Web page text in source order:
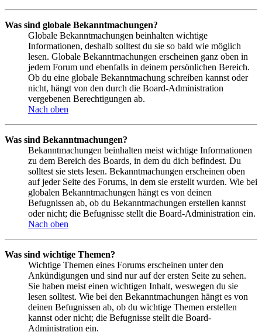
Was sind globale Bekanntmachungen?
Globale Bekanntmachungen beinhalten wichtige
Informationen, deshalb solltest du sie so bald wie möglich
lesen. Globale Bekanntmachungen erscheinen ganz oben in
jedem Forum und ebenfalls in deinem persönlichen Bereich.
Ob du eine globale Bekanntmachung schreiben kannst oder
nicht, hängt von den durch die Board-Administration
vergebenen Berechtigungen ab.
Nach oben
Was sind Bekanntmachungen?
Bekanntmachungen beinhalten meist wichtige Informationen
zu dem Bereich des Boards, in dem du dich befindest. Du
solltest sie stets lesen. Bekanntmachungen erscheinen oben
auf jeder Seite des Forums, in dem sie erstellt wurden. Wie bei
globalen Bekanntmachungen hängt es von deinen
Befugnissen ab, ob du Bekanntmachungen erstellen kannst
oder nicht; die Befugnisse stellt die Board-Administration ein.
Nach oben
Was sind wichtige Themen?
Wichtige Themen eines Forums erscheinen unter den
Ankündigungen und sind nur auf der ersten Seite zu sehen.
Sie haben meist einen wichtigen Inhalt, weswegen du sie
lesen solltest. Wie bei den Bekanntmachungen hängt es von
deinen Befugnissen ab, ob du wichtige Themen erstellen
kannst oder nicht; die Befugnisse stellt die Board-
Administration ein.